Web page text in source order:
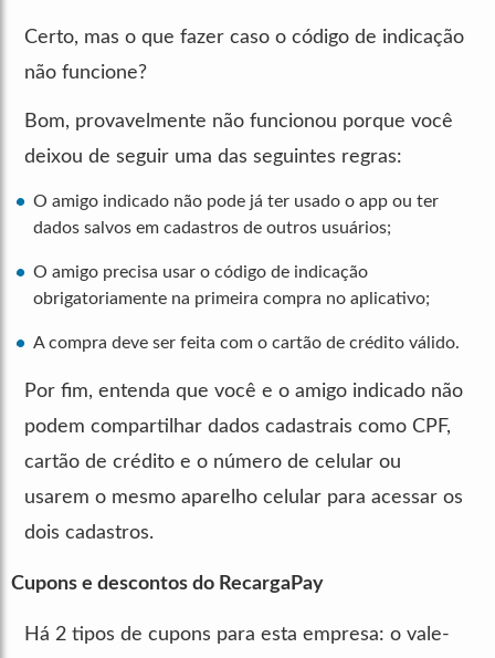
Certo, mas o que fazer caso o código de indicação
não funcione?
Bom, provavelmente não funcionou porque você
deixou de seguir uma das seguintes regras:
O amigo indicado não pode já ter usado o app ou ter
dados salvos em cadastros de outros usuários;
O amigo precisa usar o código de indicação
obrigatoriamente na primeira compra no aplicativo;
A compra deve ser feita com o cartão de crédito válido.
Por fim, entenda que você e o amigo indicado não
podem compartilhar dados cadastrais como CPF,
cartão de crédito e o número de celular ou
usarem o mesmo aparelho celular para acessar os
dois cadastros.
Cupons e descontos do RecargaPay
Há 2 tipos de cupons para esta empresa: o vale-